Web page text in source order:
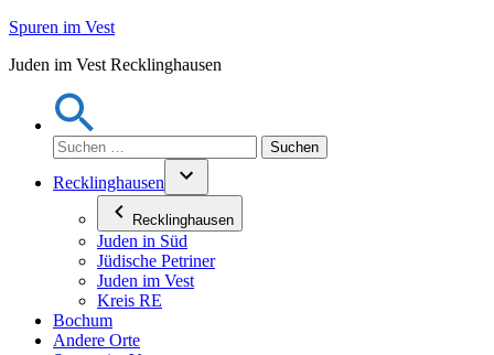
Zum
springen
Spuren im Vest
Juden im Vest Recklinghausen
Suchen
nach:
Recklinghausen
Recklinghausen
Juden in Süd
Jüdische Petriner
Juden im Vest
Kreis RE
Bochum
Andere Orte